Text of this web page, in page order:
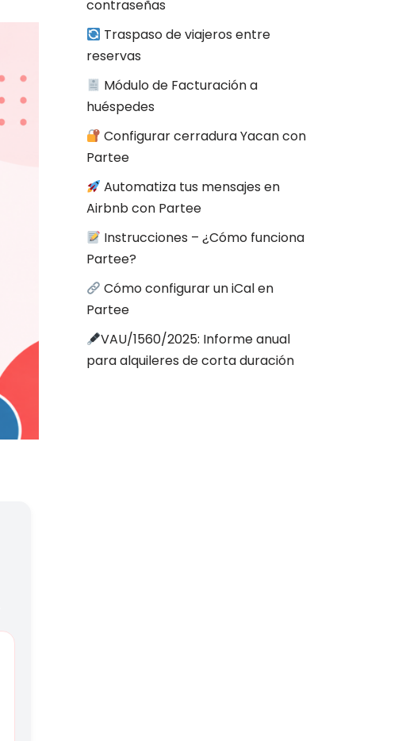
contraseñas
Traspaso de viajeros entre
reservas
Módulo de Facturación a
huéspedes
Configurar cerradura Yacan con
Partee
Automatiza tus mensajes en
Airbnb con Partee
Instrucciones – ¿Cómo funciona
Partee?
Cómo configurar un iCal en
Partee
VAU/1560/2025: Informe anual
para alquileres de corta duración